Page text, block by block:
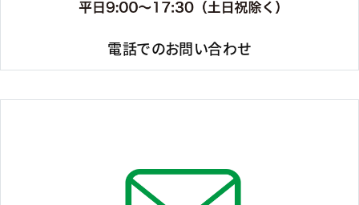
電話でのお問い合わせ